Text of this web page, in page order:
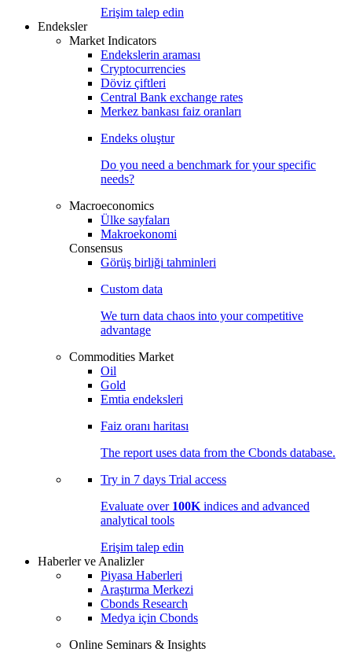
Erişim talep edin
Endeksler
Market Indicators
Endekslerin araması
Cryptocurrencies
Döviz çiftleri
Central Bank exchange rates
Merkez bankası faiz oranları
Endeks oluştur
Do you need a benchmark for your specific
needs?
Macroeconomics
Ülke sayfaları
Makroekonomi
Consensus
Görüş birliği tahminleri
Custom data
We turn data chaos into your competitive
advantage
Commodities Market
Oil
Gold
Emtia endeksleri
Faiz oranı haritası
The report uses data from the Cbonds database.
Try in 7 days Trial access
Evaluate over 100K indices and advanced
analytical tools
Erişim talep edin
Haberler ve Analizler
Piyasa Haberleri
Araştırma Merkezi
Cbonds Research
Medya için Cbonds
Online Seminars & Insights